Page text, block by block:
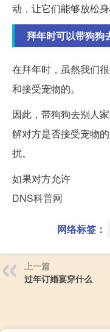
动，让它们能够放松身
拜年时可以带狗狗
在拜年时，虽然我们
和接受宠物的。
因此，带狗狗去别人
解对方是否接受宠物
扰。
如果对方允许
DNS科普网
网络标签：
上一篇
过年订婚宴穿什么